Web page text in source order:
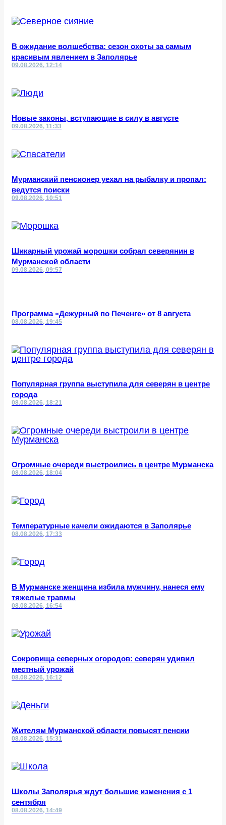
В ожидание волшебства: сезон охоты за самым
красивым явлением в Заполярье
09.08.2026, 12:14
Новые законы, вступающие в силу в августе
09.08.2026, 11:33
Мурманский пенсионер уехал на рыбалку и пропал:
ведутся поиски
09.08.2026, 10:51
Шикарный урожай морошки собрал северянин в
Мурманской области
09.08.2026, 09:57
Программа «Дежурный по Печенге» от 8 августа
08.08.2026, 19:45
Популярная группа выступила для северян в центре
города
08.08.2026, 18:21
Огромные очереди выстроились в центре Мурманска
08.08.2026, 18:04
Температурные качели ожидаются в Заполярье
08.08.2026, 17:33
В Мурманске женщина избила мужчину, нанеся ему
тяжелые травмы
08.08.2026, 16:54
Сокровища северных огородов: северян удивил
местный урожай
08.08.2026, 16:12
Жителям Мурманской области повысят пенсии
08.08.2026, 15:31
Школы Заполярья ждут большие изменения с 1
сентября
08.08.2026, 14:49